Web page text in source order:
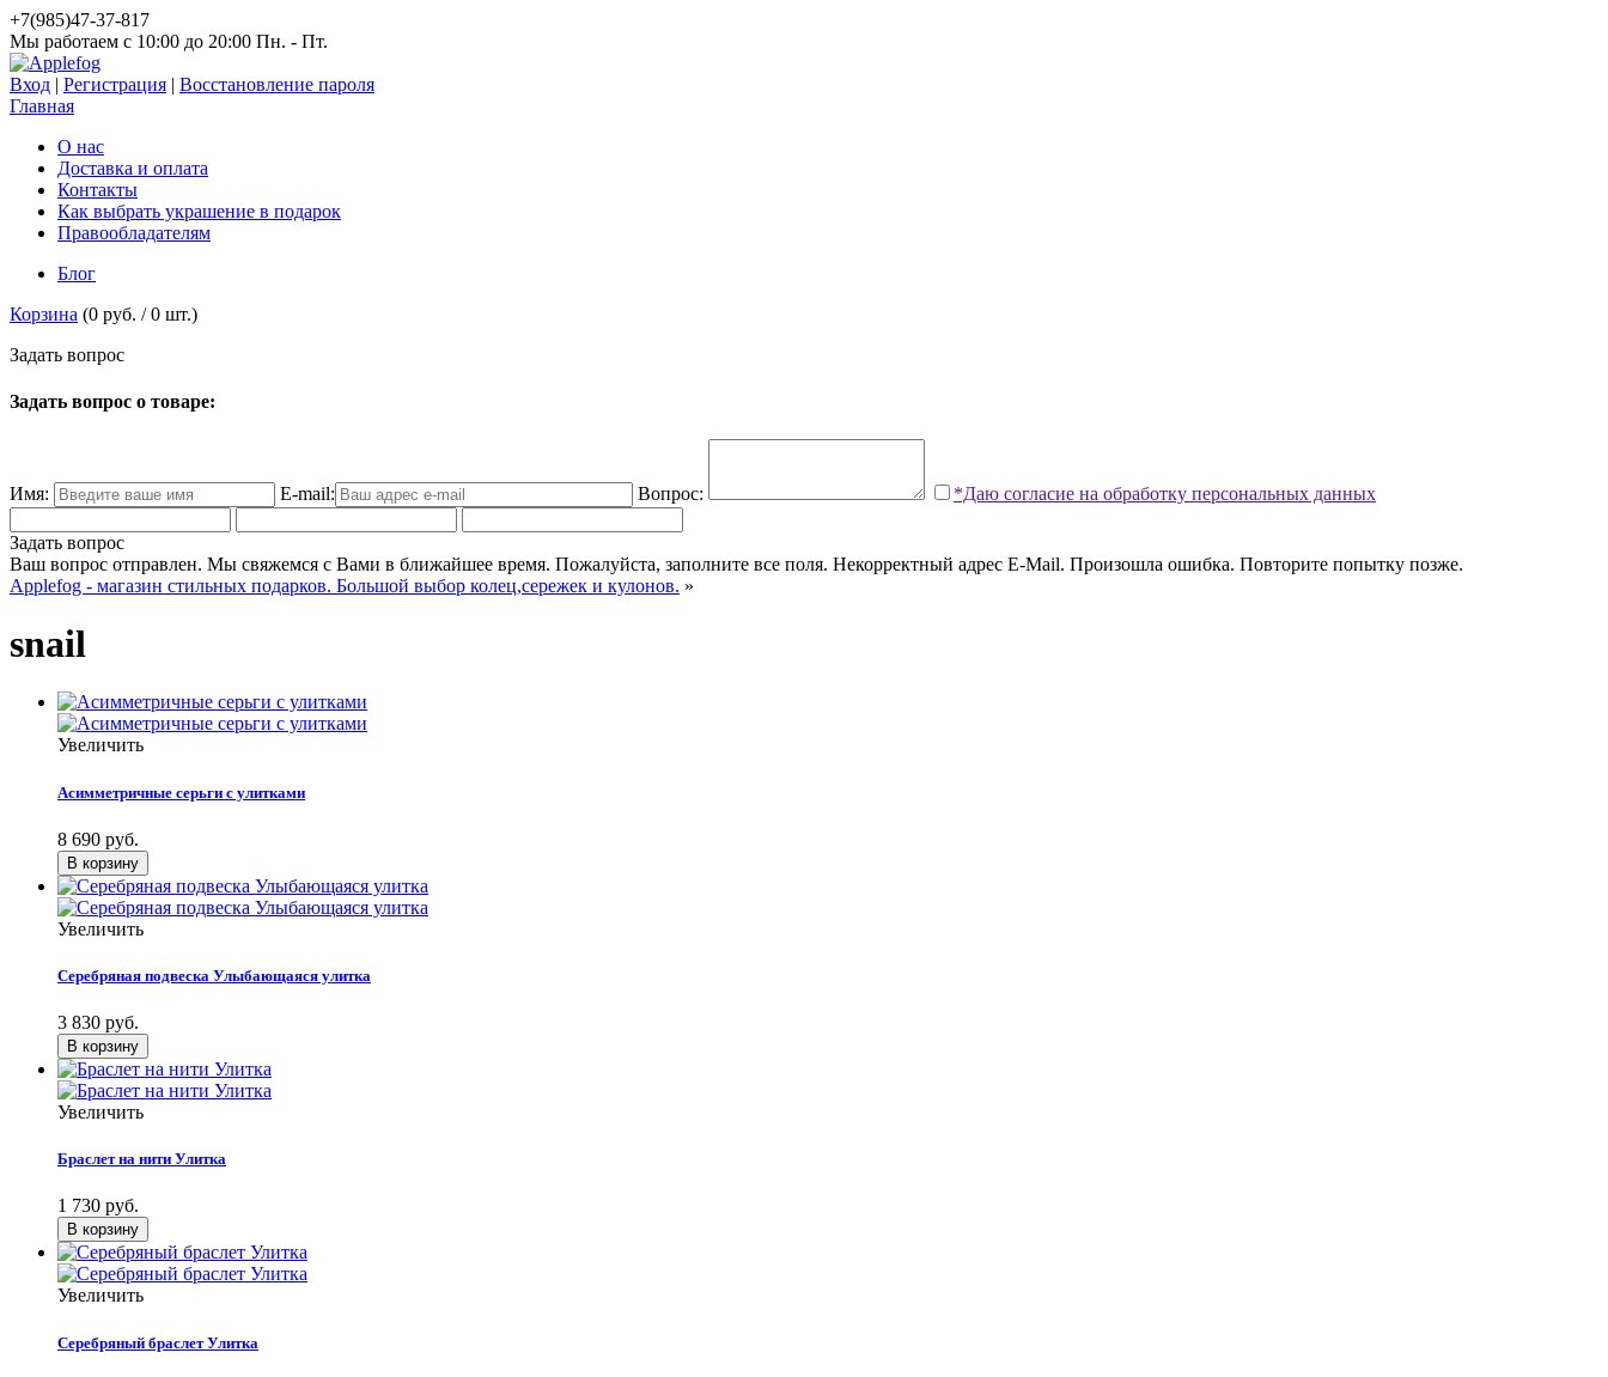
+7(985)47-37-817
Мы работаем c 10:00 до 20:00 Пн. - Пт.
Вход | Регистрация | Восстановление пароля
Главная
О нас
Доставка и оплата
Контакты
Как выбрать украшение в подарок
Правообладателям
Блог
Корзина (0 руб. /0 шт.)
Задать вопрос
Задать вопрос о товаре:
Имя: E-mail: Вопрос: *Даю согласие на обработку персональных данных
Задать вопрос
Ваш вопрос отправлен. Мы свяжемся с Вами в ближайшее время. Пожалуйста, заполните все поля. Некорректный адрес E-Mail. Произошла ошибка. Повторите попытку позже.
Applefog - магазин стильных подарков. Большой выбор колец,сережек и кулонов. »
snail
Увеличить
Асимметричные серьги с улитками
8 690 руб.
Увеличить
Серебряная подвеска Улыбающаяся улитка
3 830 руб.
Увеличить
Браслет на нити Улитка
1 730 руб.
Увеличить
Серебряный браслет Улитка